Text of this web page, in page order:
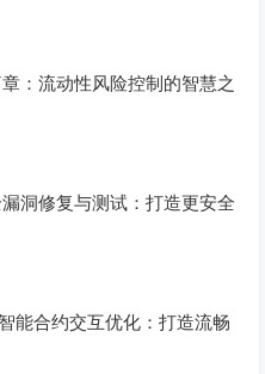
：流动性风险控制的智慧之
洞修复与测试：打造更安全
能合约交互优化：打造流畅